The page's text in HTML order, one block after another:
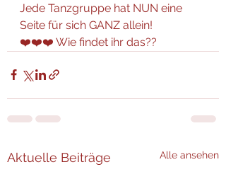
Jede Tanzgruppe hat NUN eine
Seite für sich GANZ allein!
❤️❤️❤️ Wie findet ihr das??
Aktuelle Beiträge Alle ansehen